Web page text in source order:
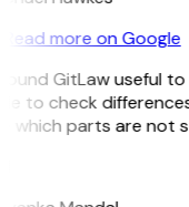
Read more on Google
GitLaw useful
to check
which parts are not